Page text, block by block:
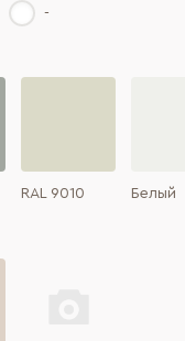
-
RAL 9010 Белый